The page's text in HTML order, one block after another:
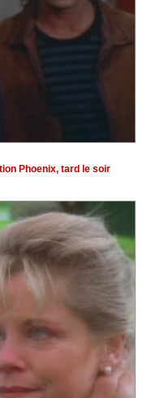
Phoenix, tard le soir